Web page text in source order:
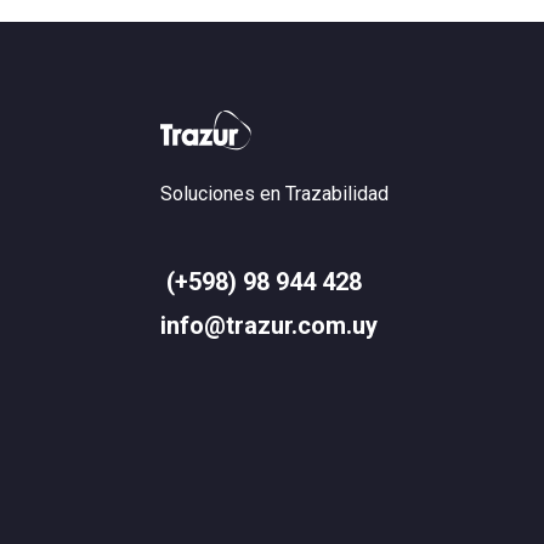
Soluciones en Trazabilidad
(+598) 98 944 428
info@trazur.com.uy